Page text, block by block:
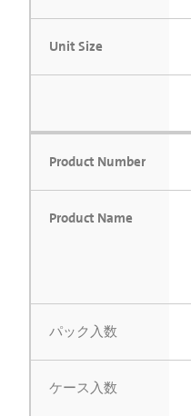
Unit Size
Product Number
Product Name
パック入数
ケース入数